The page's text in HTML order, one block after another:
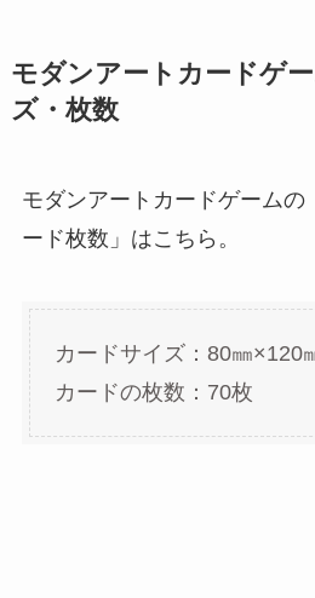
モダンアートカードゲ
ズ・枚数
モダンアートカードゲームの
ード枚数」はこちら。
カードサイズ：80㎜×120
カードの枚数：70枚